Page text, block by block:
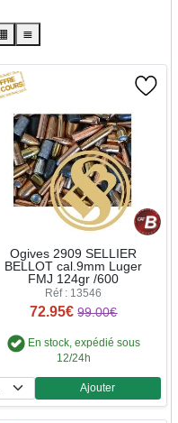
≣
Ogives 2909 SELLIER
BELLOT cal.9mm Luger
FMJ 124gr /600
Réf : 13546
72.95€ 99.00€
En stock, expédié sous
12/24h
Quantité
Ajouter